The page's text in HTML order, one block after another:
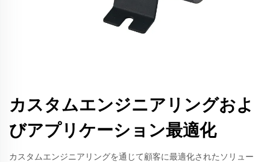
カスタムエンジニアリングおよ
びアプリケーション最適化
カスタムエンジニアリングを通じて顧客に最適化されたソリュー